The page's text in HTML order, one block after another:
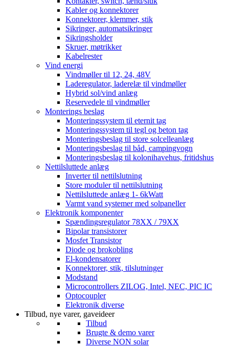
Kabler og konnektorer
Konnektorer, klemmer, stik
Sikringer, automatsikringer
Sikringsholder
Skruer, møtrikker
Kabelrester
Vind energi
Vindmøller til 12, 24, 48V
Laderegulator, laderelæ til vindmøller
Hybrid sol/vind anlæg
Reservedele til vindmøller
Monterings beslag
Monteringssystem til eternit tag
Monteringssystem til tegl og beton tag
Monteringsbeslag til store solcelleanlæg
Monteringsbeslag til båd, campingvogn
Monteringsbeslag til kolonihavehus, fritidshus
Nettilsluttede anlæg
Inverter til nettilslutning
Store moduler til nettilslutning
Nettilsluttede anlæg 1- 6kWatt
Varmt vand systemer med solpaneller
Elektronik komponenter
Spændingsregulator 78XX / 79XX
Bipolar transistorer
Mosfet Transistor
Diode og brokobling
El-kondensatorer
Konnektorer, stik, tilslutninger
Modstand
Microcontrollers ZILOG, Intel, NEC, PIC IC
Optocoupler
Elektronik diverse
Tilbud, nye varer, gaveideer
Tilbud
Brugte & demo varer
Diverse NON solar